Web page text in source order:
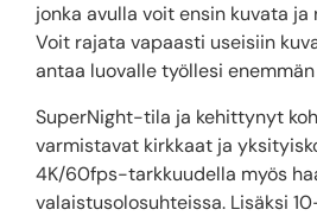
jonka avulla voit ensin kuvata
Voit rajata vapaasti useisiin
antaa luovalle työllesi
SuperNight-tila ja kehittynyt
varmistavat kirkkaat ja
4K/60fps-tarkkuudella myös
valaistusolosuhteissa. Lisäksi